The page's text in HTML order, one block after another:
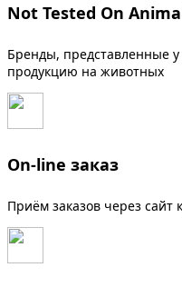
Not Tested On
Бренды, представленные
продукцию на животных
On-line заказ
Приём заказов через сайт